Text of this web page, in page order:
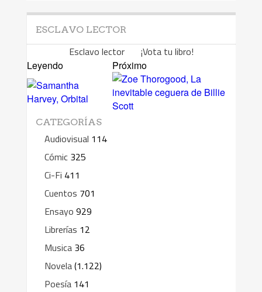
ESCLAVO LECTOR
Esclavo lector ¡Vota tu libro!
Leyendo Próximo
CATEGORÍAS
Audiovisual 114
Cómic 325
Ci-Fi 411
Cuentos 701
Ensayo 929
Librerías 12
Musica 36
Novela(1.122)
Poesía 141